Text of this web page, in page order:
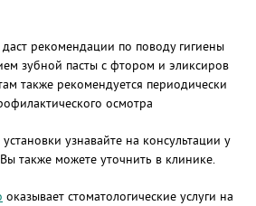
рекомендации по поводу гигиены
зубной пасты с фтором и эликсиров
также рекомендуется периодически
осмотра
узнавайте на консультации у
также можете уточнить в клинике.
оказывает стоматологические услуги на